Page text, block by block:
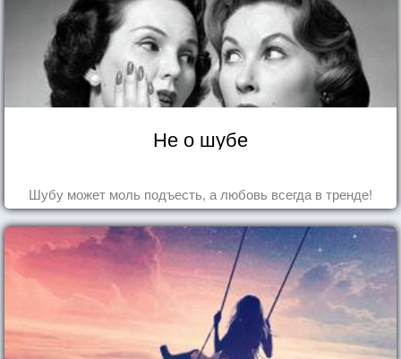
Не о шубе
Шубу может моль подъесть, а любовь всегда в тренде!